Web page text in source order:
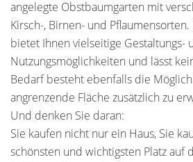
angelegte Obstbaumgarten mit
Kirsch-, Birnen- und
bietet Ihnen vielseitige Gestaltungs-
Nutzungsmöglichkeiten und lässt
Bedarf besteht ebenfalls die
angrenzende Fläche zusätzlich zu
Und denken Sie daran:
Sie kaufen nicht nur ein Haus, Sie
schönsten und wichtigsten Platz auf